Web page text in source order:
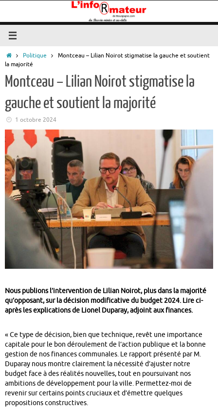
contenu
AccueilPolitique
Montceau – Lilian Noirot stigmatise la gauche et soutient
la majorité
Montceau – Lilian Noirot stigmatise la
gauche et soutient la majorité
1 octobre 2024
Nous publions l’intervention de Lilian Noirot, plus dans la majorité
qu’opposant, sur la décision modificative du budget 2024. Lire ci-
après les explications de Lionel Duparay, adjoint aux finances.
« Ce type de décision, bien que technique, revêt une importance
capitale pour le bon déroulement de l’action publique et la bonne
gestion de nos finances communales. Le rapport présenté par M.
Duparay nous montre clairement la nécessité d’ajuster notre
budget face à des réalités nouvelles, tout en poursuivant nos
ambitions de développement pour la ville. Permettez-moi de
revenir sur certains points cruciaux et d’émettre quelques
propositions constructives.